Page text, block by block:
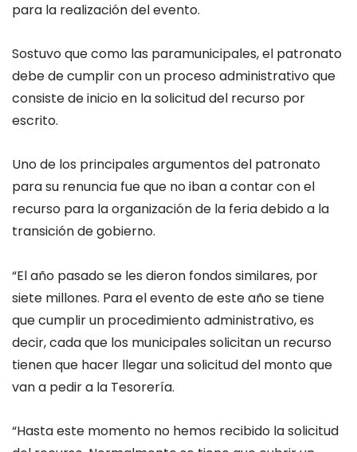
para la realización del evento.
Sostuvo que como las paramunicipales, el patronato
debe de cumplir con un proceso administrativo que
consiste de inicio en la solicitud del recurso por
escrito.
Uno de los principales argumentos del patronato
para su renuncia fue que no iban a contar con el
recurso para la organización de la feria debido a la
transición de gobierno.
“El año pasado se les dieron fondos similares, por
siete millones. Para el evento de este año se tiene
que cumplir un procedimiento administrativo, es
decir, cada que los municipales solicitan un recurso
tienen que hacer llegar una solicitud del monto que
van a pedir a la Tesorería.
“Hasta este momento no hemos recibido la solicitud